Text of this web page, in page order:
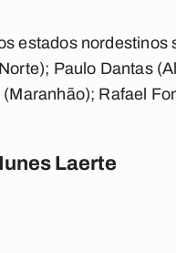
estados
Paulo Dantas
Rafael
Laerte